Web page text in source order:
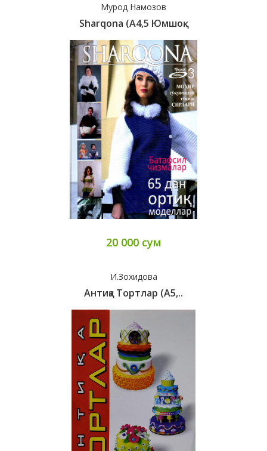
Мурод Намозов
Sharqona (А4,5 Юмшоқ..
20 000 сум
И.Зохидова
Антиқа Тортлар (А5,..